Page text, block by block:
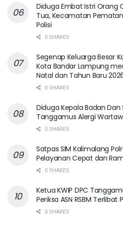
Diduga Embat Istri Orang
Tua, Kecamatan
Polisi
0 SHARES
Segenap Keluarga Besar
Kota Bandar Lampung
Natal dan Tahun Baru
0 SHARES
Diduga Kepala Badan Dan
Tanggamus Alergi
0 SHARES
Satpas SIM Kalimalang
Pelayanan Cepat dan
0 SHARES
Ketua KWIP DPC
Periksa ASN RSBM Terlibat
0 SHARES